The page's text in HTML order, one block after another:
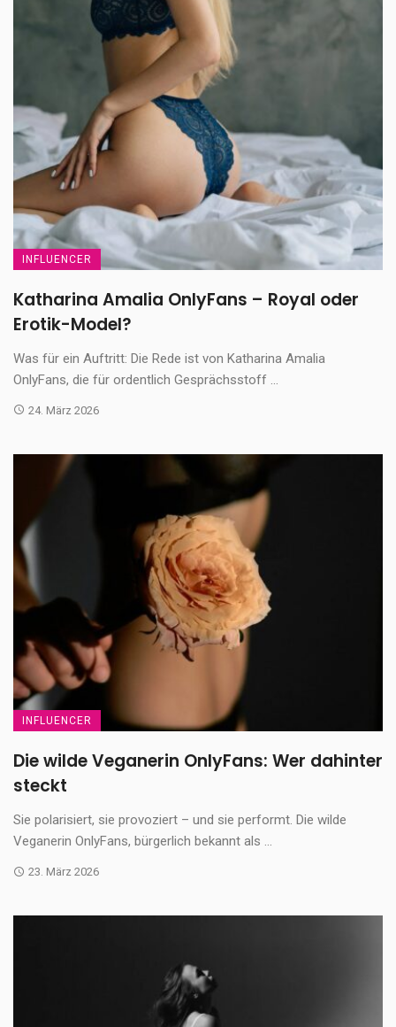
INFLUENCER
Katharina Amalia OnlyFans – Royal oder
Erotik-Model?
Was für ein Auftritt: Die Rede ist von Katharina Amalia
OnlyFans, die für ordentlich Gesprächsstoff ...
24. März 2026
INFLUENCER
Die wilde Veganerin OnlyFans: Wer dahinter
steckt
Sie polarisiert, sie provoziert – und sie performt. Die wilde
Veganerin OnlyFans, bürgerlich bekannt als ...
23. März 2026